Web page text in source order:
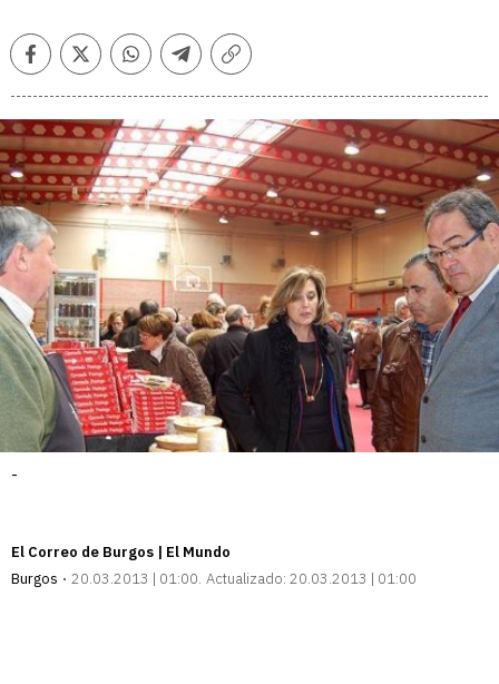
FacebookTwitterWhatsappTelegramCopiar
-
El Correo de Burgos | El Mundo
Burgos
20.03.2013 | 01:00 Actualizado: 20.03.2013 | 01:00